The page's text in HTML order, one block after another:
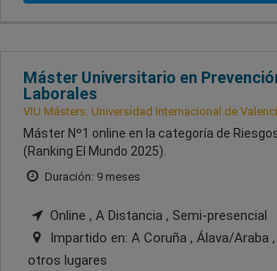
Máster Universitario en
Laborales
VIU Másters. Universidad Internacional de
Máster Nº1 online en la categoría de
(Ranking El Mundo 2025).
Duración: 9 meses
Online , A Distancia , Semi-presencial
Impartido en: A Coruña , Álava/Araba
otros lugares